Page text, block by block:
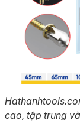
cao, tập trung